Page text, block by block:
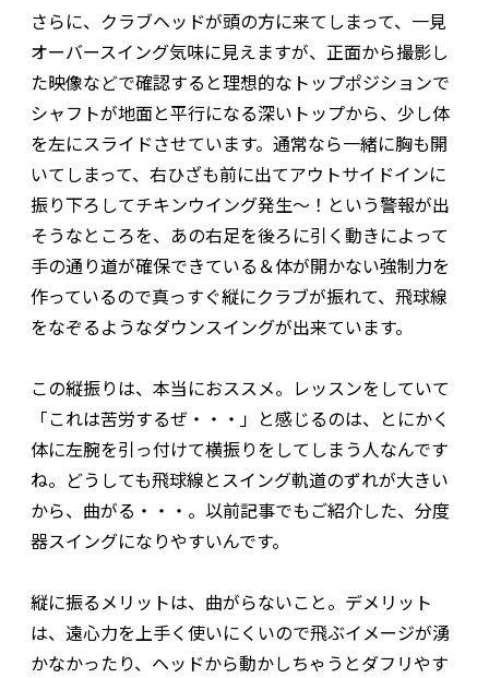
さらに、クラブヘッドが頭の方に来てしまって、一見
オーバースイング気味に見えますが、正面から撮影し
た映像などで確認すると理想的なトップポジションで
シャフトが地面と平行になる深いトップから、少し体
を左にスライドさせています。通常なら一緒に胸も開
いてしまって、右ひざも前に出てアウトサイドインに
振り下ろしてチキンウイング発生～！という警報が出
そうなところを、あの右足を後ろに引く動きによって
手の通り道が確保できている＆体が開かない強制力を
作っているので真っすぐ縦にクラブが振れて、飛球線
をなぞるようなダウンスイングが出来ています。
この縦振りは、本当におススメ。レッスンをしていて
「これは苦労するぜ・・・」と感じるのは、とにかく
体に左腕を引っ付けて横振りをしてしまう人なんです
ね。どうしても飛球線とスイング軌道のずれが大きい
から、曲がる・・・。以前記事でもご紹介した、分度
器スイングになりやすいんです。
縦に振るメリットは、曲がらないこと。デメリット
は、遠心力を上手く使いにくいので飛ぶイメージが湧
かなかったり、ヘッドから動かしちゃうとダフリやす